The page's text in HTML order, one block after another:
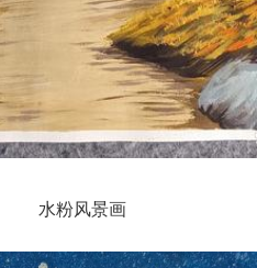
水粉风景画